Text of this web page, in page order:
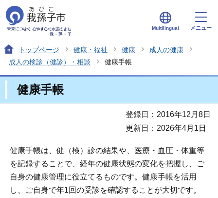
Multilingual メニュー
トップページ 健康・福祉 健康
成人の健康
成人の検診（健診）・相談
健康手帳
健康手帳
登録日：2016年12月8日
更新日：2026年4月1日
健康手帳は、健（検）診の結果や、医療・血圧・体重等
を記録することで、経年の健康状態の変化を把握し、ご
自身の健康管理に役立てるものです。健康手帳を活用
し、ご自身で年1回の受診を確認することが大切です。